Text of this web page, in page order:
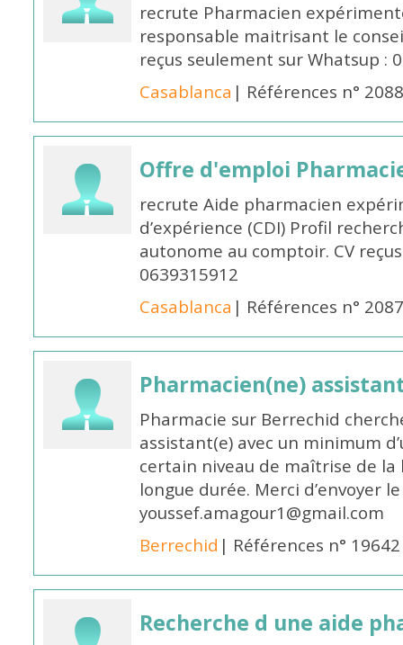
recrute Pharmacien
responsable maitrisant le
reçus seulement sur Whatsup :
Casablanca | Références n°
Offre d'emploi
recrute Aide pharmacien
d’expérience (CDI) Profil
autonome au comptoir. CV
0639315912
Casablanca | Références n°
Pharmacien(ne)
Pharmacie sur Berrechid
assistant(e) avec un minimum
certain niveau de maîtrise de
longue durée. Merci d’envoyer
youssef.amagour1@gmail.com
Berrechid | Références n° 19642
Recherche d une aide